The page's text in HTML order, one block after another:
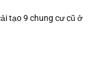
tạo 9 chung cư cũ ở